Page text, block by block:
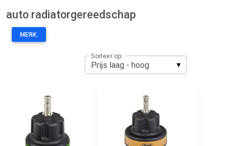
auto radiatorgereedschap
MERK:
Sorteer op: